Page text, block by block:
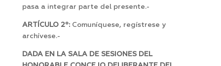
pasa a integrar parte del presente.-
ARTÍCULO 2º: Comuníquese, regístrese y
archívese.-
DADA EN LA SALA DE SESIONES DEL